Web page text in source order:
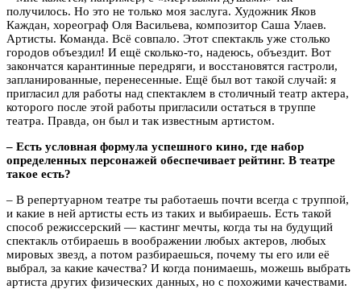
получилось. Но это не только моя заслуга. Художник Яков
Каждан, хореограф Оля Васильева, композитор Саша Улаев.
Артисты. Команда. Всё совпало. Этот спектакль уже столько
городов объездил! И ещё сколько-то, надеюсь, объездит. Вот
закончатся карантинные передряги, и восстановятся гастроли,
запланированные, перенесенные. Ещё был вот такой случай: я
пригласил для работы над спектаклем в столичный театр актера,
которого после этой работы пригласили остаться в труппе
театра. Правда, он был и так известным артистом.
– Есть условная формула успешного кино, где набор
определенных персонажей обеспечивает рейтинг. В театре
такое есть?
– В репертуарном театре ты работаешь почти всегда с труппой,
и какие в ней артисты есть из таких и выбираешь. Есть такой
способ режиссерский — кастинг мечты, когда ты на будущий
спектакль отбираешь в воображении любых актеров, любых
мировых звезд, а потом разбираешься, почему ты его или её
выбрал, за какие качества? И когда понимаешь, можешь выбрать
артиста других физических данных, но с похожими качествами.